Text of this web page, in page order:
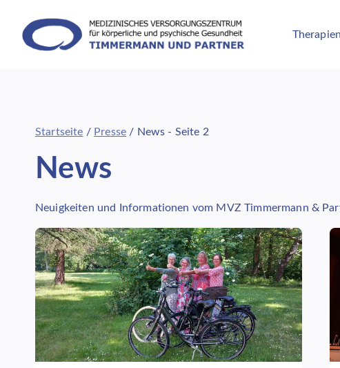
Inhalt
springen
Therapien
Startseite / Presse / News - Seite 2
News
Neuigkeiten und Informationen vom MVZ Timmermann &